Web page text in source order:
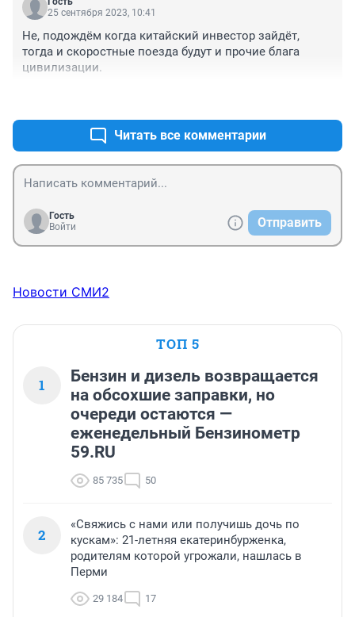
25 сентября 2023, 10:41
Не, подождём когда китайский инвестор зайдёт,
тогда и скоростные поезда будут и прочие блага
цивилизации.
Читать все комментарии
Гость
Войти
Отправить
Новости СМИ2
ТОП 5
1
Бензин и дизель возвращается
на обсохшие заправки, но
очереди остаются —
еженедельный Бензинометр
59.RU
85 735 50
2
«Свяжись с нами или получишь дочь по
кускам»: 21-летняя екатеринбурженка,
родителям которой угрожали, нашлась в
Перми
29 184 17